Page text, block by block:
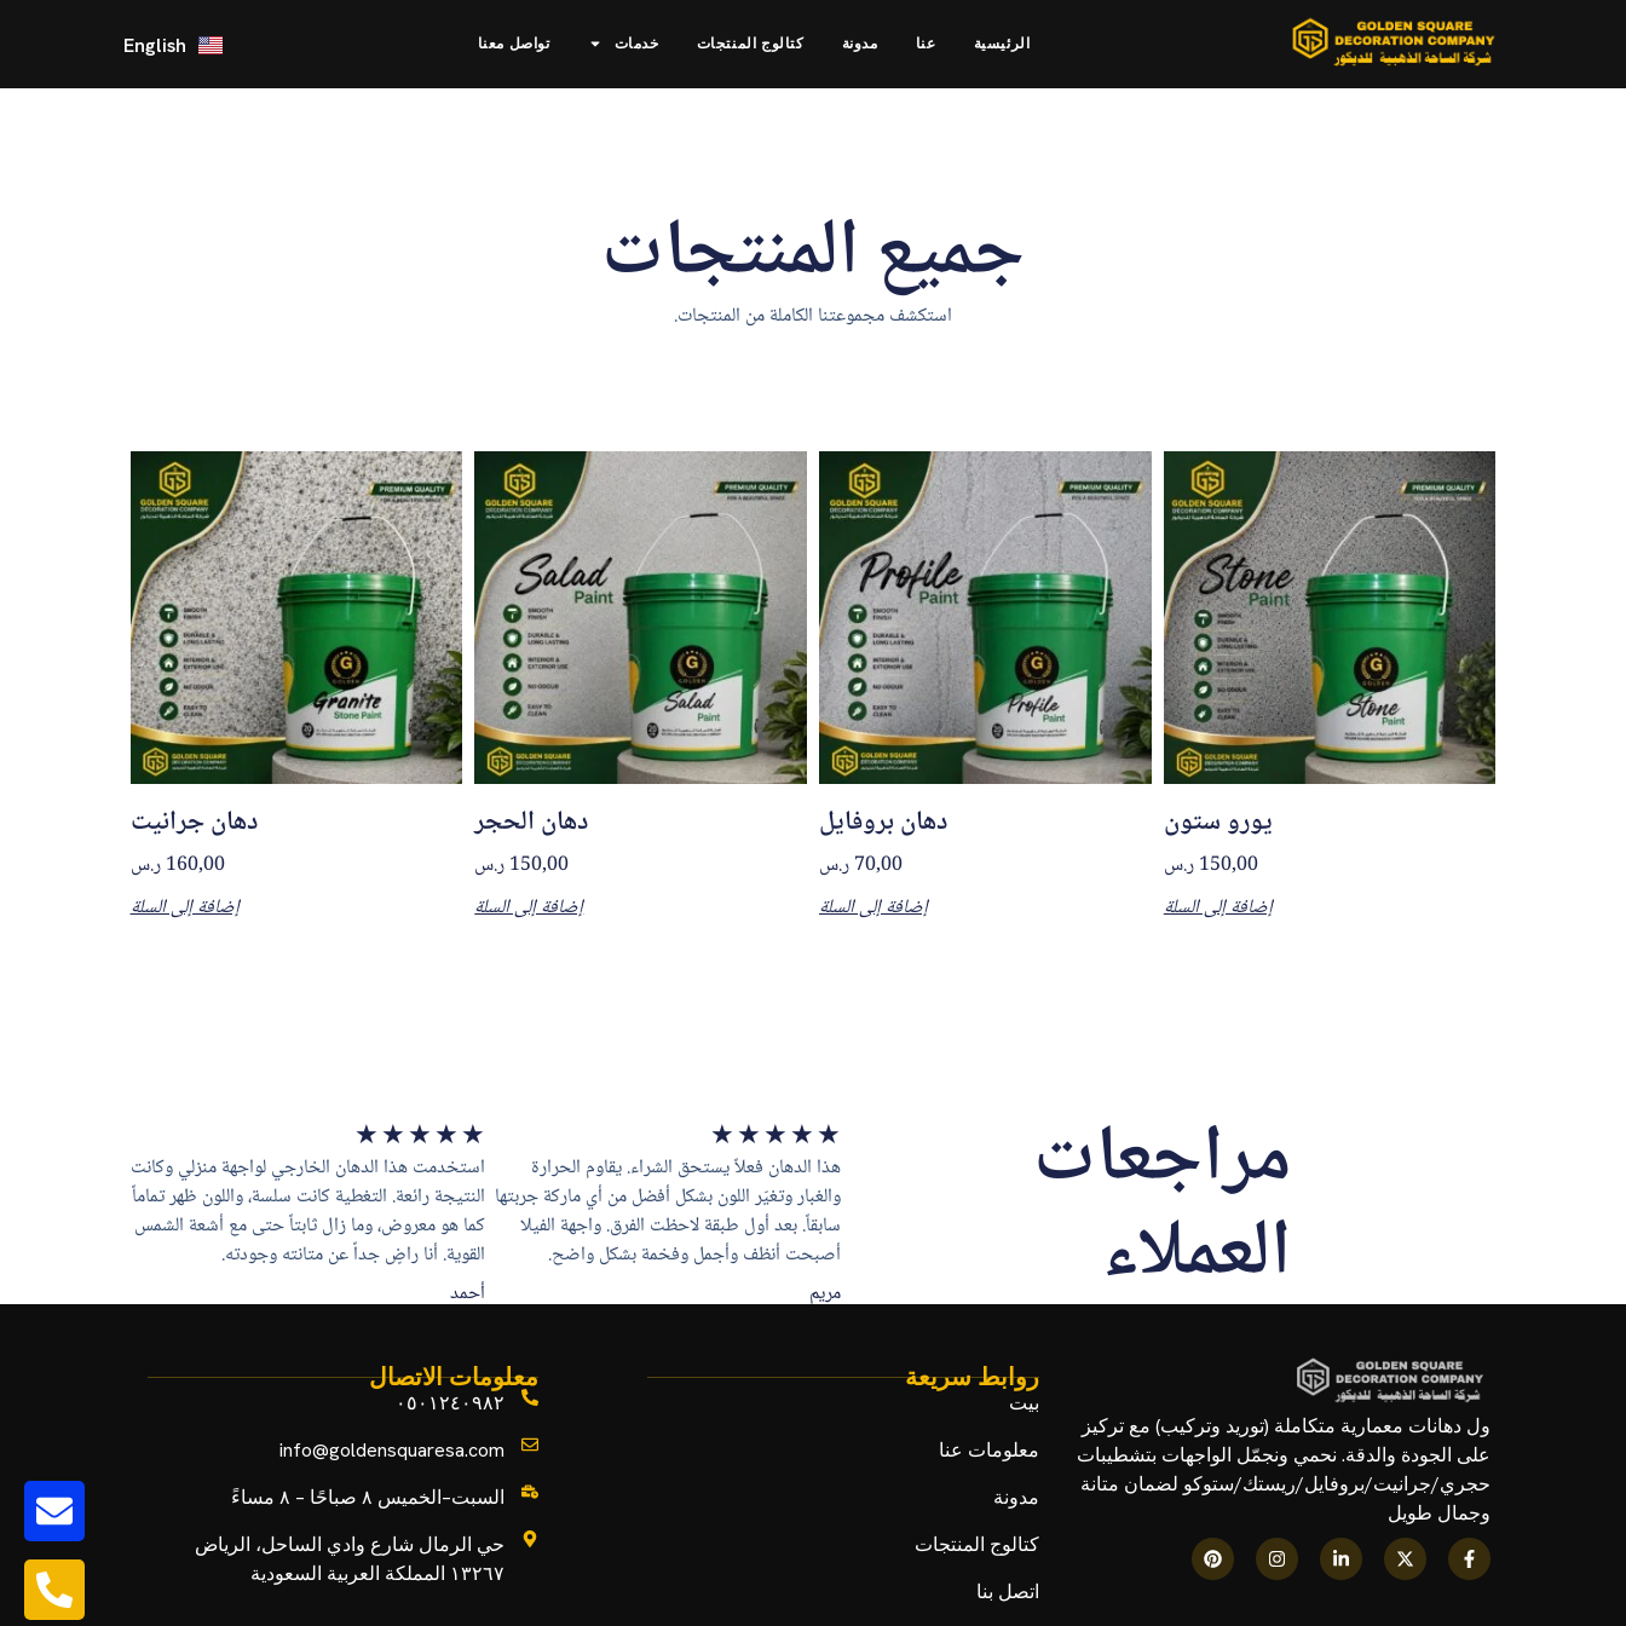
الرئيسية عنا مدونة كتالوج المنتجات خدمات تواصل معنا English
جميع المنتجات
استكشف مجموعتنا الكاملة من المنتجات.
يورو ستون
150,00ر.س
إضافة إلى السلة
دهان بروفايل
70,00ر.س
إضافة إلى السلة
دهان الحجر
150,00ر.س
إضافة إلى السلة
دهان جرانيت
160,00 ر.س
إضافة إلى السلة
مراجعات
العملاء
★
★
★
★
★
هذا الدهان فعلاً يستحق الشراء. يقاوم الحرارة
والغبار وتغيّر اللون بشكل أفضل من أي ماركة جربتها
سابقاً. بعد أول طبقة لاحظت الفرق. واجهة الفيلا
أصبحت أنظف وأجمل وفخمة بشكل واضح.
مريم
★
★
★
★
★
استخدمت هذا الدهان الخارجي لواجهة منزلي وكانت
النتيجة رائعة. التغطية كانت سلسة، واللون ظهر تماماً
كما هو معروض، وما زال ثابتاً حتى مع أشعة الشمس
القوية. أنا راضٍ جداً عن متانته وجودته.
أحمد
ول دهانات معمارية متكاملة (توريد وتركيب) مع تركيز
على الجودة والدقة. نحمي ونجمّل الواجهات بتشطيبات
حجري/جرانيت/بروفايل/ريستك/ستوكو لضمان متانة
وجمال طويل
روابط سريعة
بيت
معلومات عنا
مدونة
كتالوج المنتجات
اتصل بنا
معلومات الاتصال
٠٥٠١٢٤٠٩٨٢
info@goldensquaresa.com
السبت–الخميس ٨ صباحًا – ٨ مساءً
حي الرمال شارع وادي الساحل، الرياض
١٣٢٦٧ المملكة العربية السعودية